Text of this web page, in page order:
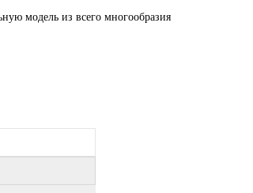
модель из всего многообразия